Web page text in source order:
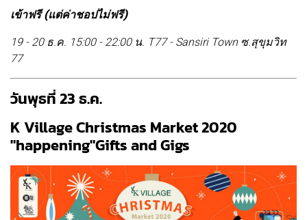
เข้าฟรี (แต่ค่าชอปไม่ฟรี)
19 - 20 ธ.ค. 15:00 - 22:00 น. T77 - Sansiri Town ซ.สุขุมวิท
77
วันพุธที่ 23 ธ.ค.
K Village Christmas Market 2020
"happening"Gifts and Gigs